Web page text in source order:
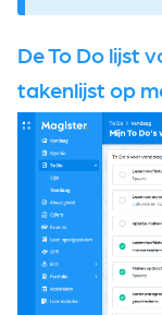
De To Do lijst
takenlijst op